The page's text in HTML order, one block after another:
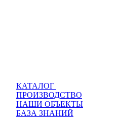
КАТАЛОГ
ПРОИЗВОДСТВО
НАШИ ОБЪЕКТЫ
БАЗА ЗНАНИЙ